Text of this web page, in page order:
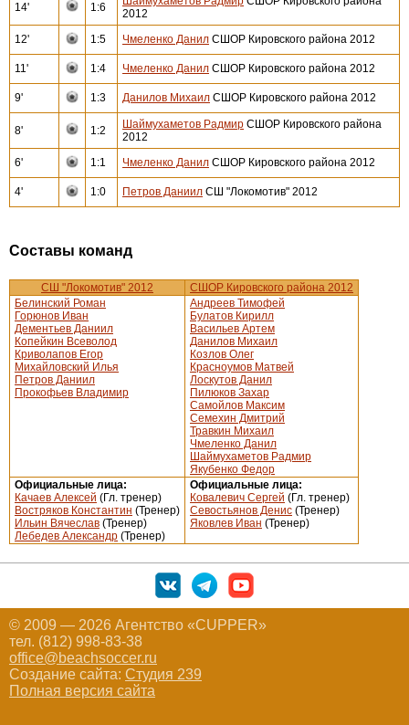
14' 1:6
2012
12'
1:5 Чмеленко Данил СШОР Кировского района 2012
11' 1:4 Чмеленко Данил СШОР Кировского района 2012
9' 1:3 Данилов Михаил СШОР Кировского района 2012
8' 1:2 Шаймухаметов Радмир СШОР Кировского района
2012
6'
1:1 Чмеленко Данил СШОР Кировского района 2012
4' 1:0 Петров Даниил СШ "Локомотив" 2012
Составы команд
СШ "Локомотив" 2012
СШОР Кировского района 2012
Белинский Роман
Горюнов Иван
Дементьев Даниил
Копейкин Всеволод
Криволапов Егор
Михайловский Илья
Петров Даниил
Прокофьев Владимир
Андреев Тимофей
Булатов Кирилл
Васильев Артем
Данилов Михаил
Козлов Олег
Красноумов Матвей
Лоскутов Данил
Пилюков Захар
Самойлов Максим
Семехин Дмитрий
Травкин Михаил
Чмеленко Данил
Шаймухаметов Радмир
Якубенко Федор
Официальные лица:
Качаев Алексей (Гл. тренер)
Востряков Константин (Тренер)
Ильин Вячеслав (Тренер)
Лебедев Александр (Тренер)
Официальные лица:
Ковалевич Сергей (Гл. тренер)
Севостьянов Денис (Тренер)
Яковлев Иван (Тренер)
© 2009 — 2026 Агентство «CUPPER»
тел. (812) 998-83-38
office@beachsoccer.ru
Создание сайта: Студия 239
Полная версия сайта